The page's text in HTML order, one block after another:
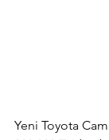
Yeni Toyota